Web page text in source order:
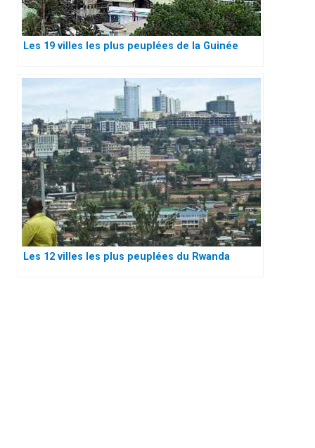
Les 19 villes les plus peuplées de la Guinée
Les 12 villes les plus peuplées du Rwanda